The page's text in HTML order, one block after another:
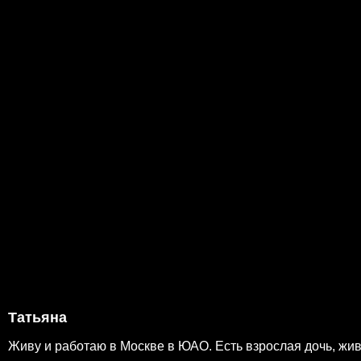
Татьяна
Живу и работаю в Москве в ЮАО. Есть взрослая дочь,